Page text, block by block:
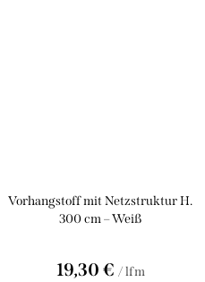
Vorhangstoff mit Netzstruktur H.
300 cm – Weiß
19,30 € / lfm